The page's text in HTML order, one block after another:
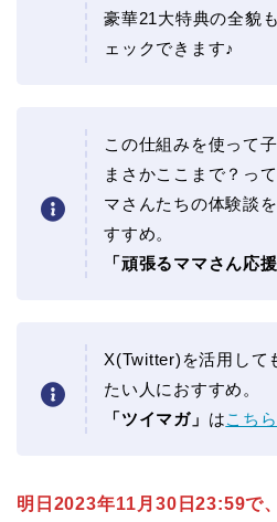
豪華21大特典の全貌も
ェックできます♪
この仕組みを使って
まさかここまで？っ
マさんたちの体験談
すすめ。
「頑張るママさん応援
X(Twitter)を活用して
たい人におすすめ。
「ツイマガ」 はこちら
明日2023年11月30日23:59で